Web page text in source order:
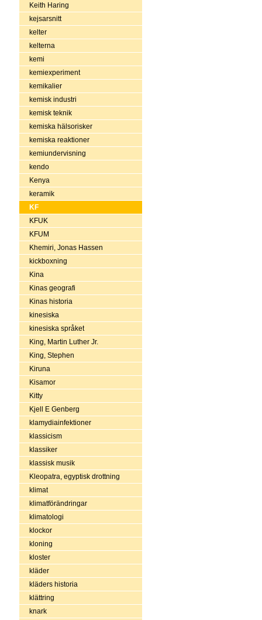
Keith Haring
kejsarsnitt
kelter
kelterna
kemi
kemiexperiment
kemikalier
kemisk industri
kemisk teknik
kemiska hälsorisker
kemiska reaktioner
kemiundervisning
kendo
Kenya
keramik
KF
KFUK
KFUM
Khemiri, Jonas Hassen
kickboxning
Kina
Kinas geografi
Kinas historia
kinesiska
kinesiska språket
King, Martin Luther Jr.
King, Stephen
Kiruna
Kisamor
Kitty
Kjell E Genberg
klamydiainfektioner
klassicism
klassiker
klassisk musik
Kleopatra, egyptisk drottning
klimat
klimatförändringar
klimatologi
klockor
kloning
kloster
kläder
kläders historia
klättring
knark